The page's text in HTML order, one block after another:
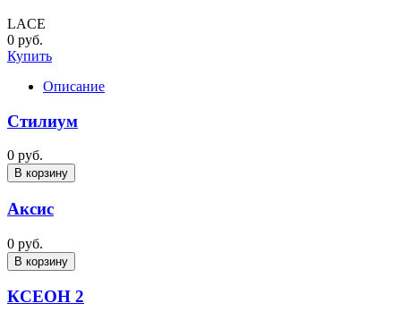
LACE
0 руб.
Купить
Описание
Стилиум
0 руб.
В корзину
Аксис
0 руб.
В корзину
КСЕОН 2